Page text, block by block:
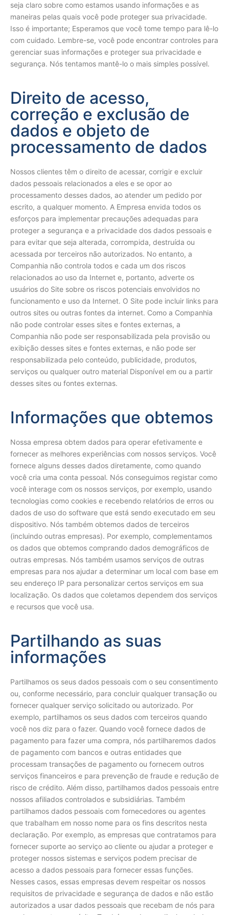
seja claro sobre como estamos usando informações e as
maneiras pelas quais você pode proteger sua privacidade.
Isso é importante; Esperamos que você tome tempo para lê-lo
com cuidado. Lembre-se, você pode encontrar controles para
gerenciar suas informações e proteger sua privacidade e
segurança. Nós tentamos mantê-lo o mais simples possível.
Direito de acesso,
correção e exclusão de
dados e objeto de
processamento de dados
Nossos clientes têm o direito de acessar, corrigir e excluir
dados pessoais relacionados a eles e se opor ao
processamento desses dados, ao atender um pedido por
escrito, a qualquer momento. A Empresa envida todos os
esforços para implementar precauções adequadas para
proteger a segurança e a privacidade dos dados pessoais e
para evitar que seja alterada, corrompida, destruída ou
acessada por terceiros não autorizados. No entanto, a
Companhia não controla todos e cada um dos riscos
relacionados ao uso da Internet e, portanto, adverte os
usuários do Site sobre os riscos potenciais envolvidos no
funcionamento e uso da Internet. O Site pode incluir links para
outros sites ou outras fontes da internet. Como a Companhia
não pode controlar esses sites e fontes externas, a
Companhia não pode ser responsabilizada pela provisão ou
exibição desses sites e fontes externas, e não pode ser
responsabilizada pelo conteúdo, publicidade, produtos,
serviços ou qualquer outro material Disponível em ou a partir
desses sites ou fontes externas.
Informações que obtemos
Nossa empresa obtem dados para operar efetivamente e
fornecer as melhores experiências com nossos serviços. Você
fornece alguns desses dados diretamente, como quando
você cria uma conta pessoal. Nós conseguimos registar como
você interage com os nossos serviços, por exemplo, usando
tecnologias como cookies e recebendo relatórios de erros ou
dados de uso do software que está sendo executado em seu
dispositivo. Nós também obtemos dados de terceiros
(incluindo outras empresas). Por exemplo, complementamos
os dados que obtemos comprando dados demográficos de
outras empresas. Nós também usamos serviços de outras
empresas para nos ajudar a determinar um local com base em
seu endereço IP para personalizar certos serviços em sua
localização. Os dados que coletamos dependem dos serviços
e recursos que você usa.
Partilhando as suas
informações
Partilhamos os seus dados pessoais com o seu consentimento
ou, conforme necessário, para concluir qualquer transação ou
fornecer qualquer serviço solicitado ou autorizado. Por
exemplo, partilhamos os seus dados com terceiros quando
você nos diz para o fazer. Quando você fornece dados de
pagamento para fazer uma compra, nós partilharemos dados
de pagamento com bancos e outras entidades que
processam transações de pagamento ou fornecem outros
serviços financeiros e para prevenção de fraude e redução de
risco de crédito. Além disso, partilhamos dados pessoais entre
nossos afiliados controlados e subsidiárias. Também
partilhamos dados pessoais com fornecedores ou agentes
que trabalham em nosso nome para os fins descritos nesta
declaração. Por exemplo, as empresas que contratamos para
fornecer suporte ao serviço ao cliente ou ajudar a proteger e
proteger nossos sistemas e serviços podem precisar de
acesso a dados pessoais para fornecer essas funções.
Nesses casos, essas empresas devem respeitar os nossos
requisitos de privacidade e segurança de dados e não estão
autorizados a usar dados pessoais que recebam de nós para